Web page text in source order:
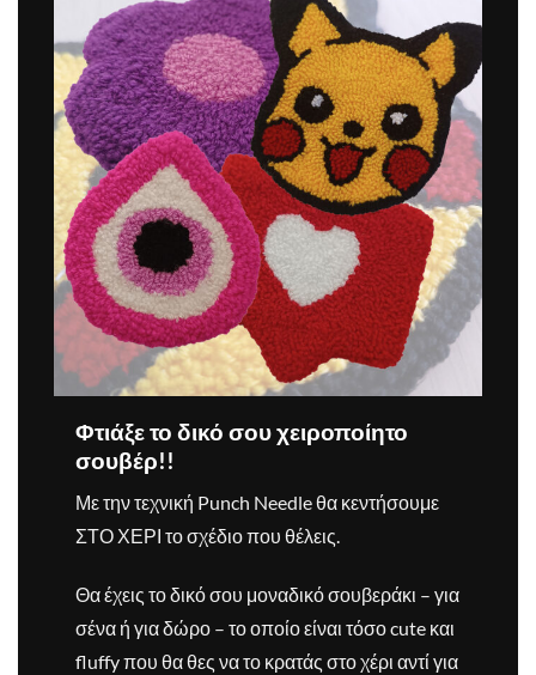
Φτιάξε το δικό σου χειροποίητο
σουβέρ!!
Με την τεχνική Punch Needle θα κεντήσουμε
ΣΤΟ ΧΕΡΙ το σχέδιο που θέλεις.
Θα έχεις το δικό σου μοναδικό σουβεράκι – για
σένα ή για δώρο – το οποίο είναι τόσο cute και
fluffy που θα θες να το κρατάς στο χέρι αντί για